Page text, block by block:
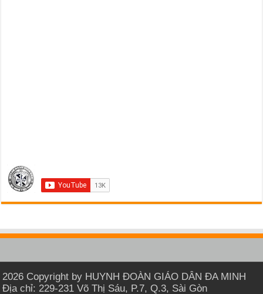
2026 Copyright by HUYNH ĐOÀN GIÁO DÂN ĐA MINH
Địa chỉ: 229-231 Võ Thị Sáu, P.7, Q.3, Sài Gòn